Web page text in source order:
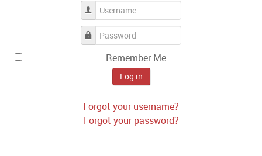
Username
Password
Remember Me
Log in
Forgot your username?
Forgot your password?